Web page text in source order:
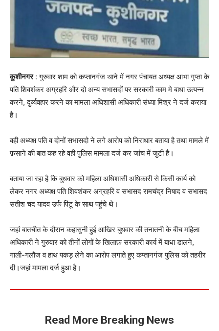
कुशीनगर: गुरुवार शाम को कप्तानगंज थाने में नगर पंचायत अध्यक्ष आभा गुप्ता के
पति शिवशंकर अग्रहरि और दो अन्य सभासदों पर सरकारी काम मे बाधा उत्पन्न
करने, दुर्व्यवहार करने का मामला अधिशासी अधिकारी संध्या मिश्र ने दर्ज कराया
है।
वही अध्यक्ष पति व दोनों सभासदो ने लगे आरोप को निराधार बताया है तथा मामले में
फ़साने की बात कह रहे वही पुलिस मामला दर्ज कर जांच में जुटी है।
बताया जा रहा है कि बुधवार को महिला अधिशासी अधिकारी से किसी कार्य को
लेकर नगर अध्यक्ष पति शिवशंकर अग्रहरि व सभासद रामचंद्र निषाद व सभासद
सतीश चंद यादव उर्फ पिंटू के साथ पहुंचे थे।
जहां बातचीत के दौरान कहासुनी हुई आखिर बुधवार की तनातनी के बीच महिला
अधिकारी ने गुरुवार को तीनों लोगों के खिलाफ़ सरकारी कार्य में बाधा डालने,
गाली-गलौज व हाथ पकड़ लेने का आरोप लगाते हुए कप्तानगंज पुलिस को तहरीर
दी।जहां मामला दर्ज हुआ है।
Read More Breaking News